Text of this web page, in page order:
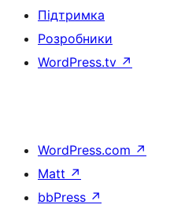
Підтримка
Розробники
WordPress.tv ↗
WordPress.com ↗
Matt ↗
bbPress ↗